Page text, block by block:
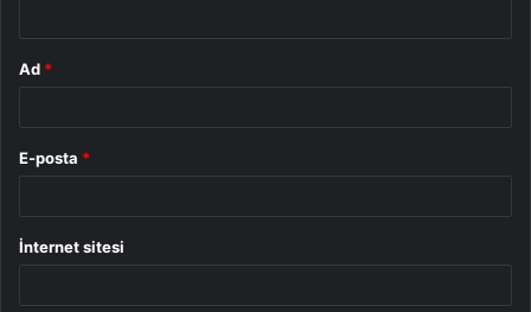
Ad *
E-posta *
İnternet sitesi